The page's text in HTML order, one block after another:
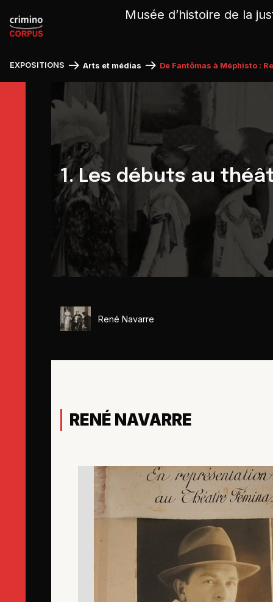
Musée d’histoire de la
EXPOSITIONS Arts et médias De Fantômas à Méphisto :
1. Les débuts au
René Navarre
RENÉ NAVARRE
Panneau de gestion des cookies